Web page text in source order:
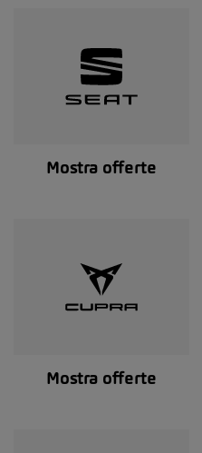
Mostra offerte
Mostra offerte